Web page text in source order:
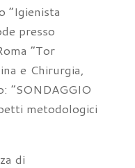
“Igienista
presso
“Tor
e Chirurgia,
“SONDAGGIO
metodologici
di